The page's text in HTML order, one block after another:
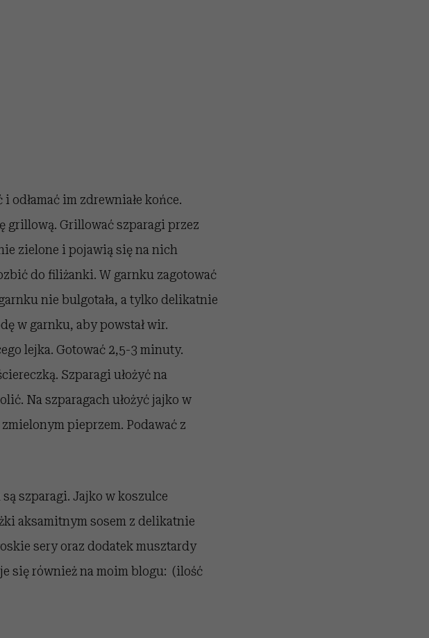
odłamać im zdrewniałe końce.
grillową. Grillować szparagi przez
zielone i pojawią się na nich
do filiżanki. W garnku zagotować
nie bulgotała, a tylko delikatnie
w garnku, aby powstał wir.
lejka. Gotować 2,5-3 minuty.
Szparagi ułożyć na
Na szparagach ułożyć jajko w
pieprzem. Podawać z
szparagi. Jajko w koszulce
aksamitnym sosem z delikatnie
sery oraz dodatek musztardy
się również na moim blogu: (ilość